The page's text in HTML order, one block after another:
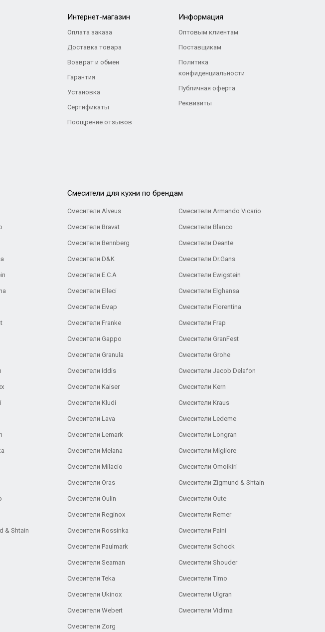
Интернет-магазин
Оплата заказа
Доставка товара
Возврат и обмен
Гарантия
Установка
Сертификаты
Поощрение отзывов
Информация
Оптовым клиентам
Поставщикам
Политика
конфиденциальности
Публичная оферта
Реквизиты
& Shtain
Cмесители для кухни по брендам
Смесители Alveus Смесители Armando Vicario
Смесители Bravat Смесители Blanco
Смесители Bennberg Смесители Deante
Смесители D&K Смесители Dr.Gans
Смесители E.C.A Cмесители Ewigstein
Смесители Elleci Смесители Elghansa
Смесители Емар Смесители Florentina
Смесители Franke Смесители Frap
Смесители Gappo Смесители GranFest
Смесители Granula Смесители Grohe
Смесители Iddis Смесители Jacob Delafon
Смесители Kaiser Смесители Kern
Смесители Kludi Смесители Kraus
Смесители Lava Смесители Ledeme
Смесители Lemark Смесители Longran
Смесители Melana Смесители Migliore
Смесители Milacio Смесители Omoikiri
Смесители Oras Смесители Zigmund & Shtain
Смесители Oulin Смесители Oute
Смесители Reginox Смесители Remer
Смесители Rossinka Смесители Paini
Смесители Paulmark Смесители Schock
Смесители Seaman Смесители Shouder
Смесители Teka Смесители Timo
Смесители Ukinox Смесители Ulgran
Смесители Webert Смесители Vidima
Смесители Zorg